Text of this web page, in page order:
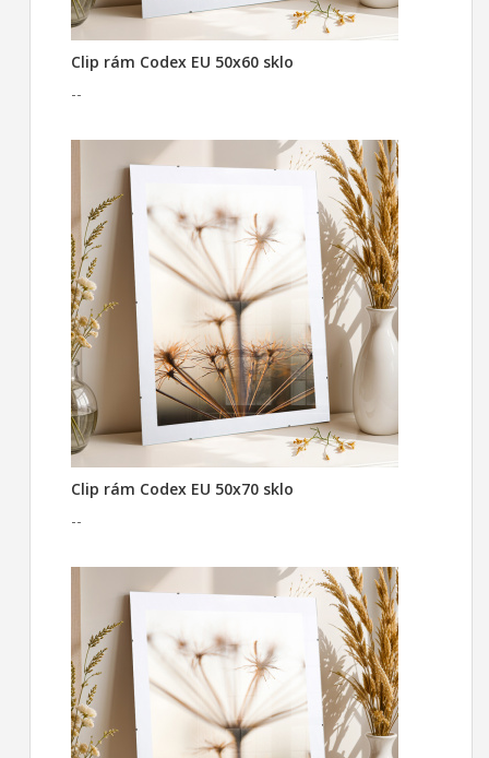
Clip rám Codex EU 50x60 sklo
--
Clip rám Codex EU 50x70 sklo
--